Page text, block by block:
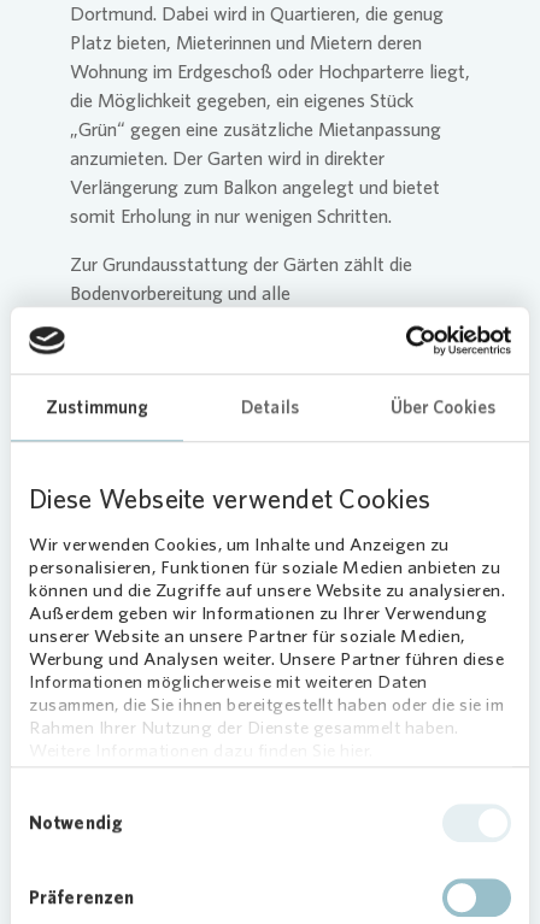
Zustimmung Details Über Cookies
Diese Webseite verwendet Cookies
Wir verwenden Cookies, um Inhalte und Anzeigen zu
personalisieren, Funktionen für soziale Medien anbieten zu
können und die Zugriffe auf unsere Website zu analysieren.
Außerdem geben wir Informationen zu Ihrer Verwendung
unserer Website an unsere Partner für soziale Medien,
Werbung und Analysen weiter. Unsere Partner führen diese
Informationen möglicherweise mit weiteren Daten
zusammen, die Sie ihnen bereitgestellt haben oder die sie im
Rahmen Ihrer Nutzung der Dienste gesammelt haben.
Notwendig
Präferenzen
Dortmund. Dabei wird in Quartieren, die genug
Platz bieten, Mieterinnen und Mietern deren
Wohnung im Erdgeschoß oder Hochparterre liegt,
die Möglichkeit gegeben, ein eigenes Stück
„Grün“ gegen eine zusätzliche Mietanpassung
anzumieten. Der Garten wird in direkter
Verlängerung zum Balkon angelegt und bietet
somit Erholung in nur wenigen Schritten.
Zur Grundausstattung der Gärten zählt die
Bodenvorbereitung und alle
vegetationstechnischen Arbeiten. Zusätzlich wird
die Hecke gepflanzt und ein Zaun mit Törchen
gesetzt. Die Mieterinnen und Mieter haben die
Möglichkeit den Garten weiter nach ihren
Wünschen mit Erweiterungspaketen
direkter Abgang vom Balkon zum Garten, ein
Zusatzangebot zur Mietwohnung
für Hochparterre-Wohnungen
„Wir haben durch die Corona-Pandemie gemerkt,
wie groß das Verlangen unserer Mieterinnen und
Mieter nach einem eigenen Stück Grün ist“,
Quartieren, die genügend Platz bieten, möchten
wir dies möglich machen.“
Mieterinnen und Mieter über die Möglichkeit bei